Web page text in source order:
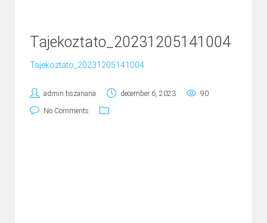
Tajekoztato_20231205141004
Tajekoztato_20231205141004
admin.tiszanana december 6, 2023 90
No Comments